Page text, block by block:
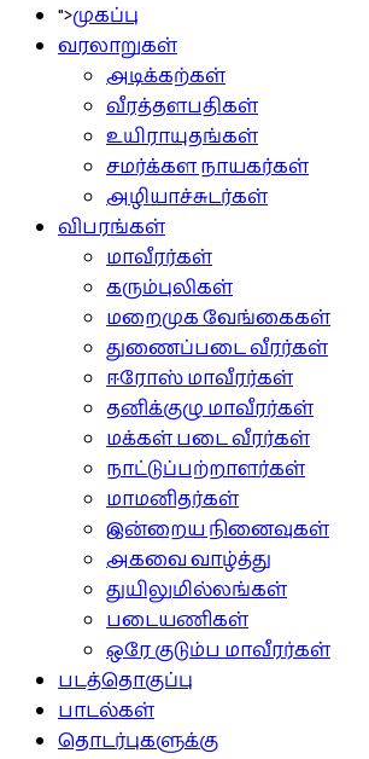
">முகப்பு
வரலாறுகள்
அடிக்கற்கள்
வீரத்தளபதிகள்
உயிராயுதங்கள்
சமர்க்கள நாயகர்கள்
அழியாச்சுடர்கள்
விபரங்கள்
மாவீரர்கள்
கரும்புலிகள்
மறைமுக வேங்கைகள்
துணைப்படை வீரர்கள்
ஈரோஸ் மாவீரர்கள்
தனிக்குழு மாவீரர்கள்
மக்கள் படை வீரர்கள்
நாட்டுப்பற்றாளர்கள்
மாமனிதர்கள்
இன்றைய நினைவுகள்
அகவை வாழ்த்து
துயிலுமில்லங்கள்
படையணிகள்
ஒரே குடும்ப மாவீரர்கள்
படத்தொகுப்பு
பாடல்கள்
தொடர்புகளுக்கு